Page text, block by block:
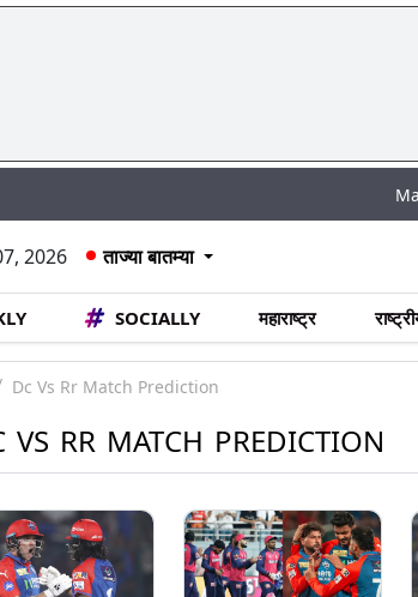
Madhur
2026 ताज्या बातम्या
SOCIALLY महाराष्ट्र
Dc Vs Rr Match Prediction
VS RR MATCH PREDICTION